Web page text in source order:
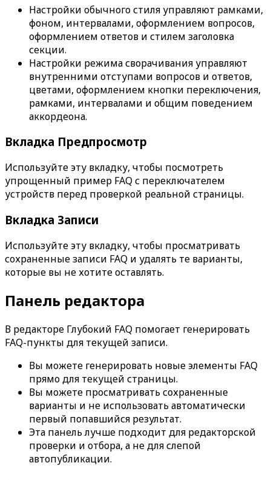
Настройки обычного стиля управляют рамками,
фоном, интервалами, оформлением вопросов,
оформлением ответов и стилем заголовка
секции.
Настройки режима сворачивания управляют
внутренними отступами вопросов и ответов,
цветами, оформлением кнопки переключения,
рамками, интервалами и общим поведением
аккордеона.
Вкладка Предпросмотр
Используйте эту вкладку, чтобы посмотреть
упрощенный пример FAQ с переключателем
устройств перед проверкой реальной страницы.
Вкладка Записи
Используйте эту вкладку, чтобы просматривать
сохраненные записи FAQ и удалять те варианты,
которые вы не хотите оставлять.
Панель редактора
В редакторе Глубокий FAQ помогает генерировать
FAQ-пункты для текущей записи.
Вы можете генерировать новые элементы FAQ
прямо для текущей страницы.
Вы можете просматривать сохраненные
варианты и не использовать автоматически
первый попавшийся результат.
Эта панель лучше подходит для редакторской
проверки и отбора, а не для слепой
автопубликации.